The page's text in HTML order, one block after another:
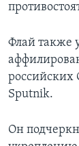
Флай также
российских
Sputnik.
Он